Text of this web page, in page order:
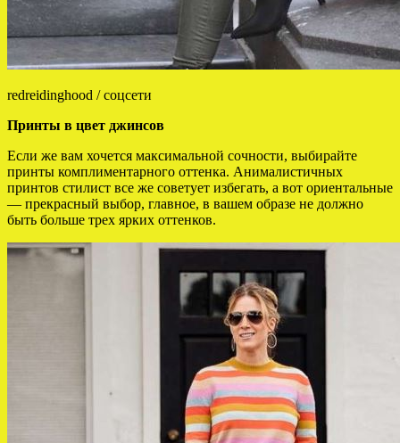
redreidinghood / соцсети
Принты в цвет джинсов
Если же вам хочется максимальной сочности, выбирайте
принты комплиментарного оттенка. Анималистичных
принтов стилист все же советует избегать, а вот ориентальные
— прекрасный выбор, главное, в вашем образе не должно
быть больше трех ярких оттенков.